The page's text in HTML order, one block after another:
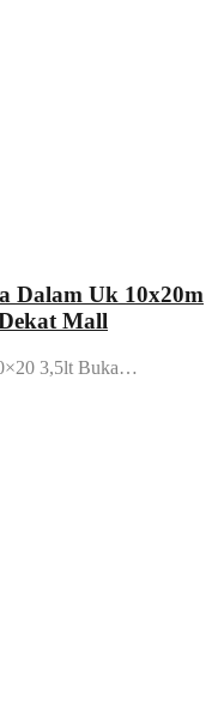
Dalam Uk 10x20m
Mall
3,5lt Buka…